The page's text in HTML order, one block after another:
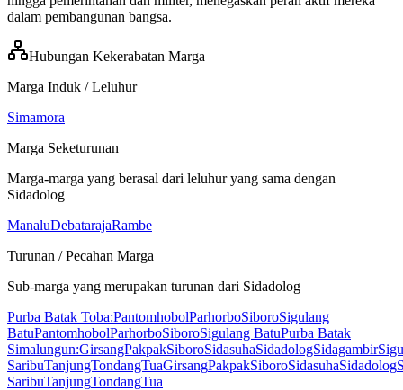
dalam pembangunan bangsa.
Hubungan Kekerabatan Marga
Marga Induk / Leluhur
Simamora
Marga Seketurunan
Marga-marga yang berasal dari leluhur yang sama dengan
Sidadolog
ManaluDebatarajaRambe
Turunan / Pecahan Marga
Sub-marga yang merupakan turunan dari Sidadolog
Purba Batak Toba:PantomhobolParhorboSiboroSigulang
BatuPantomhobolParhorboSiboroSigulang BatuPurba Batak
Simalungun:
SaribuTanjungTondangTuaGirsangPakpakSiboroSidasuhaSidadolog
SaribuTanjungTondangTua